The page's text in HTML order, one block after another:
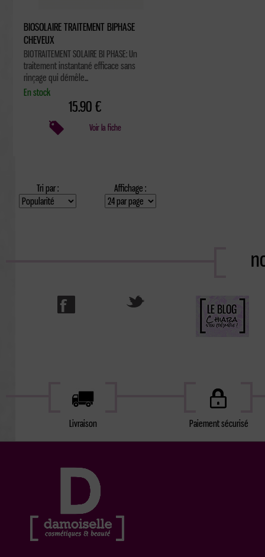
BIOSOLAIRE TRAITEMENT BIPHASE
CHEVEUX
BIOTRAITEMENT SOLAIRE BI PHASE: Un
traitement instantané efficace sans
rinçage qui démêle...
En stock
15.90 €
Voir la fiche
Tri par : Affichage :
Livraison Paiement sécurisé